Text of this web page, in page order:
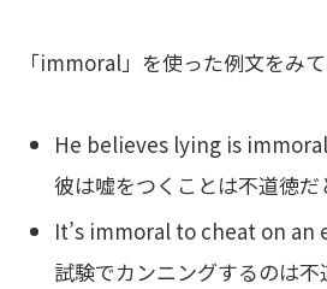
「immoral」を使った例文をみて
He believes lying is
彼は嘘をつくことは不道徳だ
It’s immoral to cheat on an
試験でカンニングするのは不